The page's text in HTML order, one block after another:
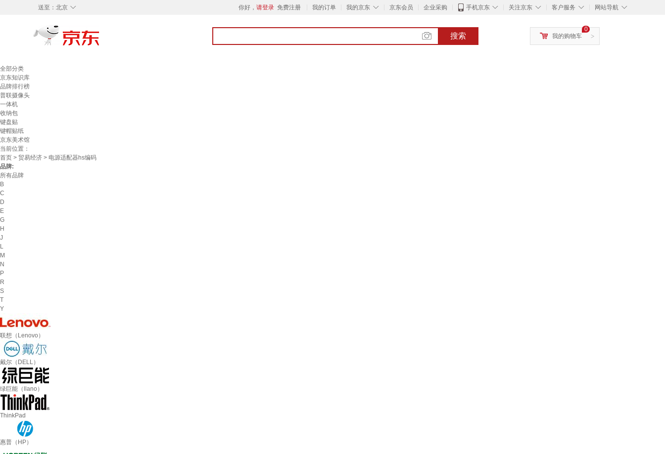
◇
送至： 北京 你好， 请登录 免费注册 我的订单 ◇
我的京东 京东会员 企业采购 ◇
手机京东 ◇
关注京东 ◇
客户服务 ◇
网站导航
搜索 >
0
我的购物车
全部分类
京东知识库
品牌排行榜
普联摄像头
一体机
收纳包
键盘贴
键帽贴纸
京东美术馆
当前位置：
首页 > 贸易经济 > 电源适配器hs编码
品牌:
所有品牌
B
C
D
E
G
H
J
L
M
N
P
R
S
T
Y
联想（Lenovo）
戴尔（DELL）
绿巨能（llano）
ThinkPad
惠普（HP）